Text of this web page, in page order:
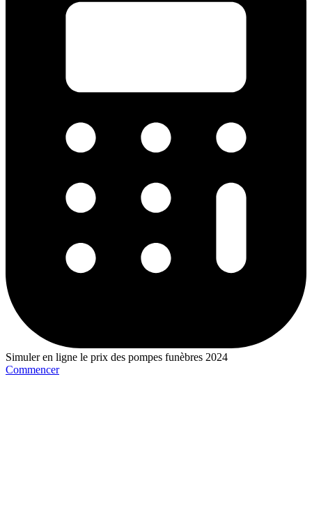
Simuler en ligne le prix des pompes funèbres 2024
Commencer